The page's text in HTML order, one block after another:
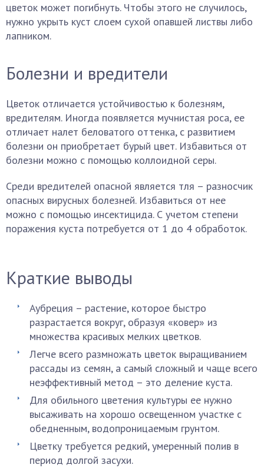
цветок может погибнуть. Чтобы этого не случилось,
нужно укрыть куст слоем сухой опавшей листвы либо
лапником.
Болезни и вредители
Цветок отличается устойчивостью к болезням,
вредителям. Иногда появляется мучнистая роса, ее
отличает налет беловатого оттенка, с развитием
болезни он приобретает бурый цвет. Избавиться от
болезни можно с помощью коллоидной серы.
Среди вредителей опасной является тля – разносчик
опасных вирусных болезней. Избавиться от нее
можно с помощью инсектицида. С учетом степени
поражения куста потребуется от 1 до 4 обработок.
Краткие выводы
Аубреция – растение, которое быстро
разрастается вокруг, образуя «ковер» из
множества красивых мелких цветков.
Легче всего размножать цветок выращиванием
рассады из семян, а самый сложный и чаще всего
неэффективный метод – это деление куста.
Для обильного цветения культуры ее нужно
высаживать на хорошо освещенном участке с
обедненным, водопроницаемым грунтом.
Цветку требуется редкий, умеренный полив в
период долгой засухи.